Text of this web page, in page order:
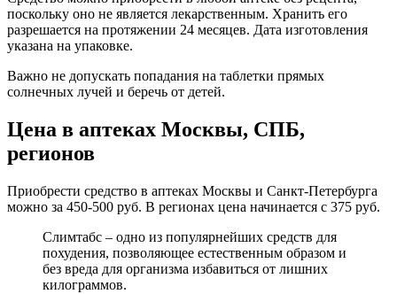
поскольку оно не является лекарственным. Хранить его
разрешается на протяжении 24 месяцев. Дата изготовления
указана на упаковке.
Важно не допускать попадания на таблетки прямых
солнечных лучей и беречь от детей.
Цена в аптеках Москвы, СПБ,
регионов
Приобрести средство в аптеках Москвы и Санкт-Петербурга
можно за 450-500 руб. В регионах цена начинается с 375 руб.
Слимтабс – одно из популярнейших средств для
похудения, позволяющее естественным образом и
без вреда для организма избавиться от лишних
килограммов.